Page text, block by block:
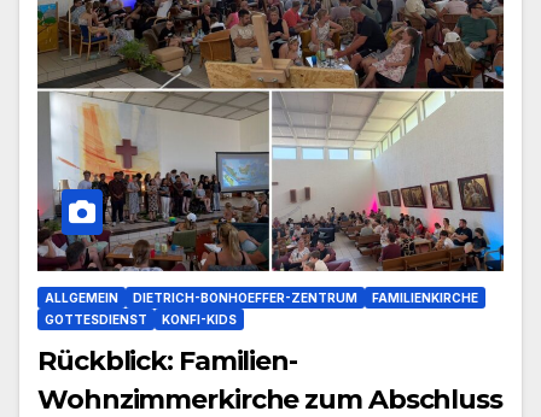
ALLGEMEIN DIETRICH-BONHOEFFER-ZENTRUM
FAMILIENKIRCHE
GOTTESDIENST
KONFI-KIDS
Rückblick: Familien-
Wohnzimmerkirche zum Abschluss